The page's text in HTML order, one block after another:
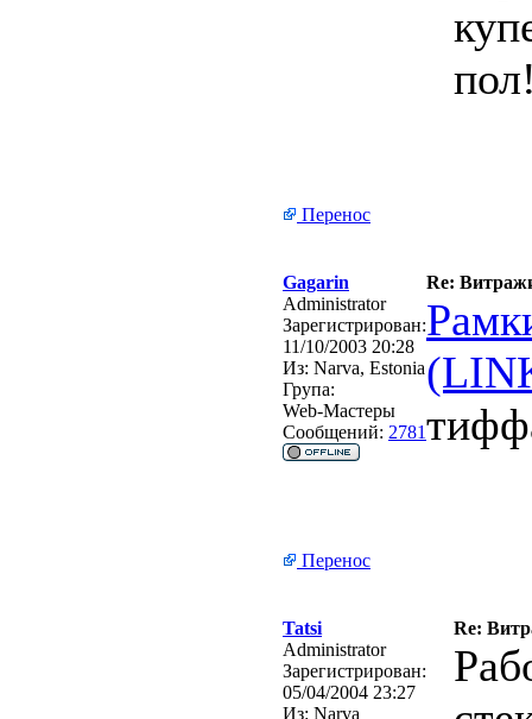
Перенос
Gagarin
Re:
Administrator
Зарегистрирован:
11/10/2003 20:28
Из: Narva, Estonia
Група:
Web-Мастеры
Сообщений: 2781
Перенос
Tatsi
Re:
Administrator
Зарегистрирован:
05/04/2004 23:27
Из: Narva